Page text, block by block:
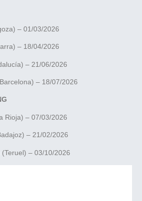
– 01/03/2026
– 18/04/2026
– 21/06/2026
– 18/07/2026
Rioja) – 07/03/2026
– 21/02/2026
– 03/10/2026